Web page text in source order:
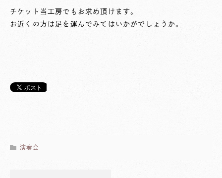
チケット当工房でもお求め頂けます。
お近くの方は足を運んでみてはいかがでしょうか。
演奏会